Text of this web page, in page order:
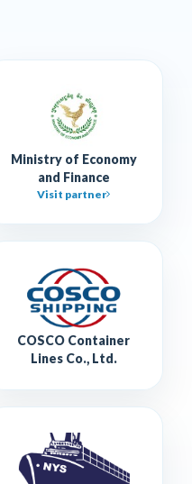
Ministry of Economy
and Finance
Visit partner
COSCO Container
Lines Co., Ltd.